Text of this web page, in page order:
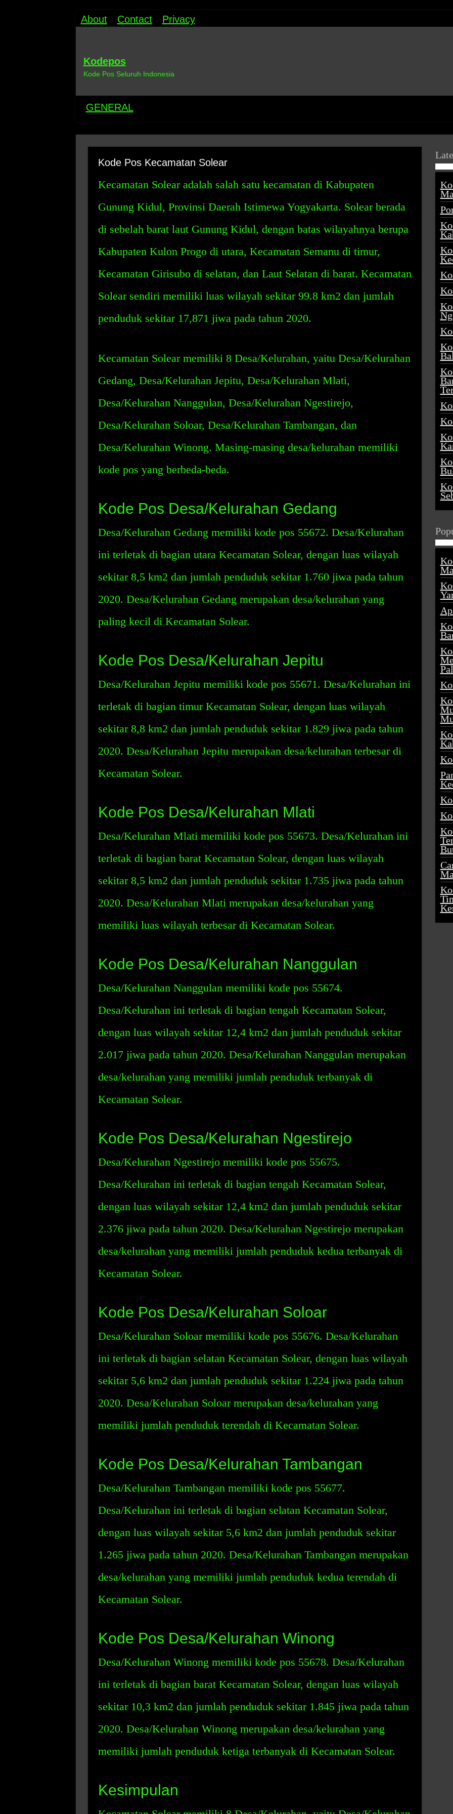
About Contact Privacy
Kodepos
Kode Pos Seluruh Indonesia
GENERAL
Kode Pos Kecamatan Solear
Kecamatan Solear adalah salah satu kecamatan di Kabupaten
Gunung Kidul, Provinsi Daerah Istimewa Yogyakarta. Solear berada
di sebelah barat laut Gunung Kidul, dengan batas wilayahnya berupa
Kabupaten Kulon Progo di utara, Kecamatan Semanu di timur,
Kecamatan Girisubo di selatan, dan Laut Selatan di barat. Kecamatan
Solear sendiri memiliki luas wilayah sekitar 99.8 km2 dan jumlah
penduduk sekitar 17,871 jiwa pada tahun 2020.
Kecamatan Solear memiliki 8 Desa/Kelurahan, yaitu Desa/Kelurahan
Gedang, Desa/Kelurahan Jepitu, Desa/Kelurahan Mlati,
Desa/Kelurahan Nanggulan, Desa/Kelurahan Ngestirejo,
Desa/Kelurahan Soloar, Desa/Kelurahan Tambangan, dan
Desa/Kelurahan Winong. Masing-masing desa/kelurahan memiliki
kode pos yang berbeda-beda.
Kode Pos Desa/Kelurahan Gedang
Desa/Kelurahan Gedang memiliki kode pos 55672. Desa/Kelurahan
ini terletak di bagian utara Kecamatan Solear, dengan luas wilayah
sekitar 8,5 km2 dan jumlah penduduk sekitar 1.760 jiwa pada tahun
2020. Desa/Kelurahan Gedang merupakan desa/kelurahan yang
paling kecil di Kecamatan Solear.
Kode Pos Desa/Kelurahan Jepitu
Desa/Kelurahan Jepitu memiliki kode pos 55671. Desa/Kelurahan ini
terletak di bagian timur Kecamatan Solear, dengan luas wilayah
sekitar 8,8 km2 dan jumlah penduduk sekitar 1.829 jiwa pada tahun
2020. Desa/Kelurahan Jepitu merupakan desa/kelurahan terbesar di
Kecamatan Solear.
Kode Pos Desa/Kelurahan Mlati
Desa/Kelurahan Mlati memiliki kode pos 55673. Desa/Kelurahan ini
terletak di bagian barat Kecamatan Solear, dengan luas wilayah
sekitar 8,5 km2 dan jumlah penduduk sekitar 1.735 jiwa pada tahun
2020. Desa/Kelurahan Mlati merupakan desa/kelurahan yang
memiliki luas wilayah terbesar di Kecamatan Solear.
Kode Pos Desa/Kelurahan Nanggulan
Desa/Kelurahan Nanggulan memiliki kode pos 55674.
Desa/Kelurahan ini terletak di bagian tengah Kecamatan Solear,
dengan luas wilayah sekitar 12,4 km2 dan jumlah penduduk sekitar
2.017 jiwa pada tahun 2020. Desa/Kelurahan Nanggulan merupakan
desa/kelurahan yang memiliki jumlah penduduk terbanyak di
Kecamatan Solear.
Kode Pos Desa/Kelurahan Ngestirejo
Desa/Kelurahan Ngestirejo memiliki kode pos 55675.
Desa/Kelurahan ini terletak di bagian tengah Kecamatan Solear,
dengan luas wilayah sekitar 12,4 km2 dan jumlah penduduk sekitar
2.376 jiwa pada tahun 2020. Desa/Kelurahan Ngestirejo merupakan
desa/kelurahan yang memiliki jumlah penduduk kedua terbanyak di
Kecamatan Solear.
Kode Pos Desa/Kelurahan Soloar
Desa/Kelurahan Soloar memiliki kode pos 55676. Desa/Kelurahan
ini terletak di bagian selatan Kecamatan Solear, dengan luas wilayah
sekitar 5,6 km2 dan jumlah penduduk sekitar 1.224 jiwa pada tahun
2020. Desa/Kelurahan Soloar merupakan desa/kelurahan yang
memiliki jumlah penduduk terendah di Kecamatan Solear.
Kode Pos Desa/Kelurahan Tambangan
Desa/Kelurahan Tambangan memiliki kode pos 55677.
Desa/Kelurahan ini terletak di bagian selatan Kecamatan Solear,
dengan luas wilayah sekitar 5,6 km2 dan jumlah penduduk sekitar
1.265 jiwa pada tahun 2020. Desa/Kelurahan Tambangan merupakan
desa/kelurahan yang memiliki jumlah penduduk kedua terendah di
Kecamatan Solear.
Kode Pos Desa/Kelurahan Winong
Desa/Kelurahan Winong memiliki kode pos 55678. Desa/Kelurahan
ini terletak di bagian barat Kecamatan Solear, dengan luas wilayah
sekitar 10,3 km2 dan jumlah penduduk sekitar 1.845 jiwa pada tahun
2020. Desa/Kelurahan Winong merupakan desa/kelurahan yang
memiliki jumlah penduduk ketiga terbanyak di Kecamatan Solear.
Kesimpulan